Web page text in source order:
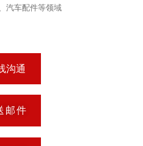
汽车配件等领域
沟通
邮件